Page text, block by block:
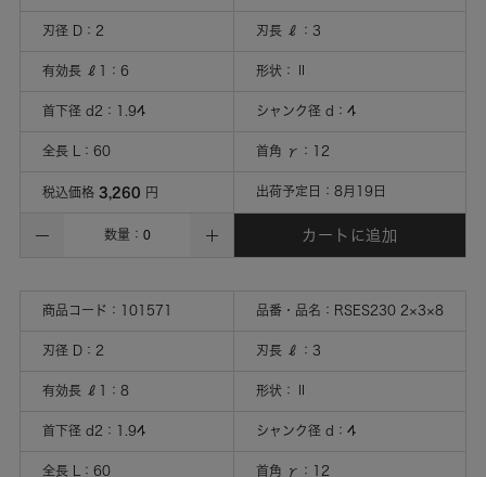
刃径 D ： 2 刃長 ℓ ： 3
有効長 ℓ1 ： 6 形状 ： Ⅱ
首下径 d2 ： 1.94 シャンク径 d ： 4
全長 L ： 60 首角 γ ： 12
税込価格 3,260 円 出荷予定日： 8月19日
数量： カートに追加
商品コード： 101571 品番・品名： RSES230 2×3×8
刃径 D ： 2 刃長 ℓ ： 3
有効長 ℓ1 ： 8 形状 ： Ⅱ
首下径 d2 ： 1.94 シャンク径 d ： 4
全長 L ： 60 首角 γ ： 12